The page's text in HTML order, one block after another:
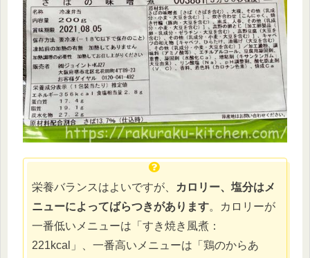
栄養バランスはよいですが、
カロリー、塩分はメ
ニューによってばらつきがあります。カロリーが
一番低いメニューは「すき焼き風煮：
221kcal」、一番高いメニューは「鶏のからあ